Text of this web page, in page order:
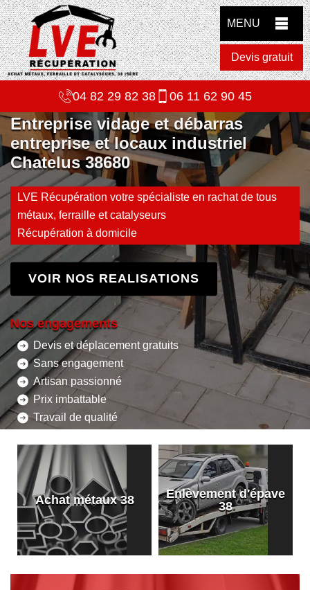
MENU
Devis gratuit
04 82 29 82 38 06 11 62 90 45
Entreprise vidage et débarras
entreprise et locaux industriel
Chatelus 38680
LVE Récupération votre spécialiste en rachat de tous
métaux, ferraille et catalyseurs
Récupération à domicile
VOIR NOS REALISATIONS
Nos engagements
Devis et déplacement gratuits
Sans engagement
Artisan passionné
Prix imbattable
Travail de qualité
Achat métaux 38
Enlèvement d'épave
38